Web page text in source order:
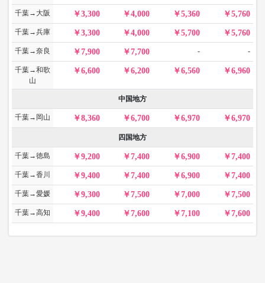
千葉→大阪 3,300 4,000 5,360 5,760
千葉→兵庫 3,300 4,000 5,700 5,760
千葉→奈良 7,900 7,700 - -
千葉→和歌
山
6,600 6,200 6,560 6,960
中国地方
千葉→岡山 8,360 6,700 6,970 6,970
四国地方
千葉→徳島 9,200 7,400 6,900 7,400
千葉→香川 9,400 7,400 6,900 7,400
千葉→愛媛 9,300 7,500 7,000 7,500
千葉→高知 9,400 7,600 7,100 7,600